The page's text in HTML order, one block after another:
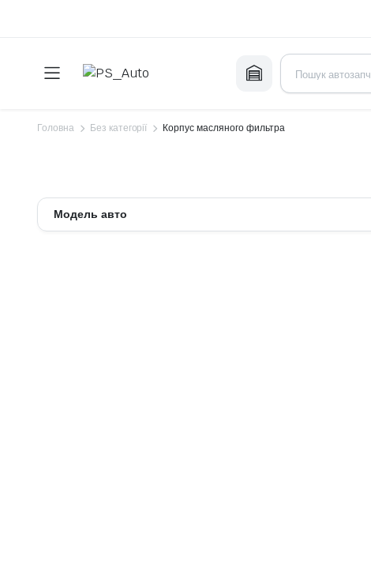
Головна Без категорії Корпус масляного фильтра
Модель авто